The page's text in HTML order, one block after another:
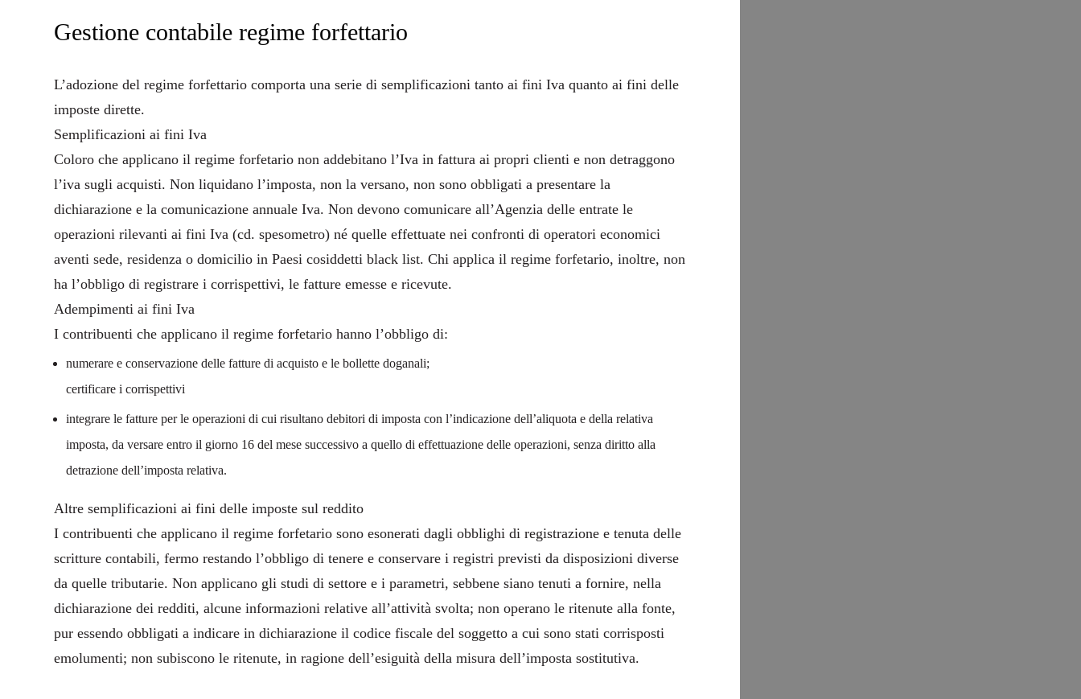
Gestione contabile regime forfettario
L’adozione del regime forfettario comporta una serie di semplificazioni tanto ai fini Iva quanto ai fini delle
imposte dirette.
Semplificazioni ai fini Iva
Coloro che applicano il regime forfetario non addebitano l’Iva in fattura ai propri clienti e non detraggono
l’iva sugli acquisti. Non liquidano l’imposta, non la versano, non sono obbligati a presentare la
dichiarazione e la comunicazione annuale Iva. Non devono comunicare all’Agenzia delle entrate le
operazioni rilevanti ai fini Iva (cd. spesometro) né quelle effettuate nei confronti di operatori economici
aventi sede, residenza o domicilio in Paesi cosiddetti black list. Chi applica il regime forfetario, inoltre, non
ha l’obbligo di registrare i corrispettivi, le fatture emesse e ricevute.
Adempimenti ai fini Iva
I contribuenti che applicano il regime forfetario hanno l’obbligo di:
numerare e conservazione delle fatture di acquisto e le bollette doganali;
certificare i corrispettivi
integrare le fatture per le operazioni di cui risultano debitori di imposta con l’indicazione dell’aliquota e della relativa
imposta, da versare entro il giorno 16 del mese successivo a quello di effettuazione delle operazioni, senza diritto alla
detrazione dell’imposta relativa.
Altre semplificazioni ai fini delle imposte sul reddito
I contribuenti che applicano il regime forfetario sono esonerati dagli obblighi di registrazione e tenuta delle
scritture contabili, fermo restando l’obbligo di tenere e conservare i registri previsti da disposizioni diverse
da quelle tributarie. Non applicano gli studi di settore e i parametri, sebbene siano tenuti a fornire, nella
dichiarazione dei redditi, alcune informazioni relative all’attività svolta; non operano le ritenute alla fonte,
pur essendo obbligati a indicare in dichiarazione il codice fiscale del soggetto a cui sono stati corrisposti
emolumenti; non subiscono le ritenute, in ragione dell’esiguità della misura dell’imposta sostitutiva.